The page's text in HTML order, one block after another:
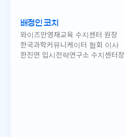
배정인 코치
와이즈만영재교육 수지센터 원장
한국과학커뮤니케이터 협회 이사
한진연 입시전략연구소 수지센터장